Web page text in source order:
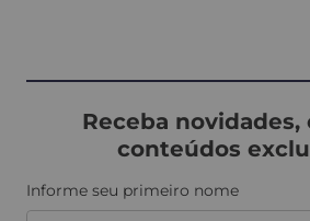
Receba novidades,
conteúdos
Informe seu primeiro nome